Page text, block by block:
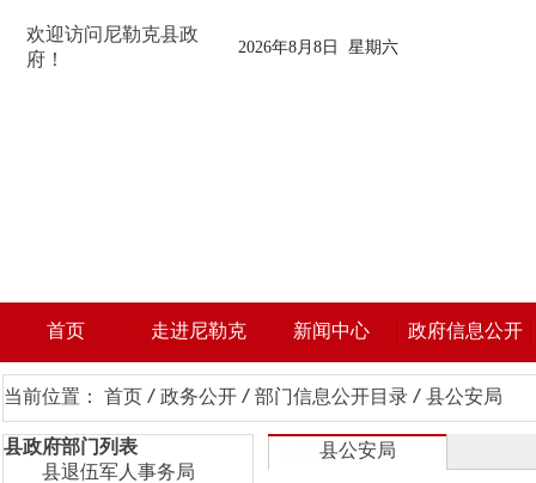
欢迎访问尼勒克县政
府！
2026年8月8日 星期六
首页 走进尼勒克 新闻中心 政府信息公开
当前位置： 首页 / 政务公开 / 部门信息公开目录 / 县公安局
县政府部门列表
县退伍军人事务局
县公安局